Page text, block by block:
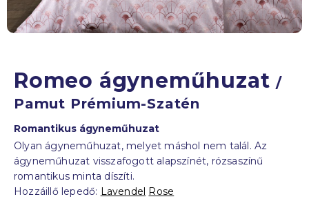
Romeo ágyneműhuzat/
Pamut Prémium-Szatén
Romantikus ágyneműhuzat
Olyan ágyneműhuzat, melyet máshol nem talál. Az
ágyneműhuzat visszafogott alapszínét, rózsaszínű
romantikus minta díszíti.
Hozzáillő lepedő: Lavendel Rose